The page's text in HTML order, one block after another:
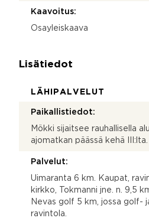
Kaavoitus:
Osayleiskaava
Lisätiedot
LÄHIPALVELUT
Paikallistiedot:
Mökki sijaitsee rauhallisella
ajomatkan päässä kehä III:lta.
Palvelut:
Uimaranta 6 km. Kaupat,
kirkko, Tokmanni jne. n. 9,5
Nevas golf 5 km, jossa golf-
ravintola.